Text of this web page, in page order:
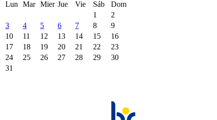
Lun
Mar Mier Jue Vie Sáb
Dom
1
2
3
4 5 6 7 8
9
10
11 12 13 14 15
16
17
18 19 20 21 22
23
24
25 26 27 28 29
30
31